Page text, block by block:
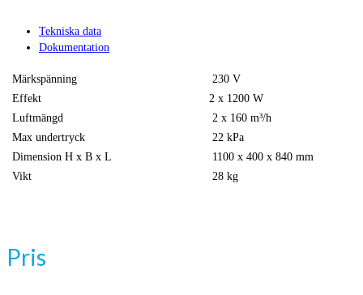
Tekniska data
Dokumentation
Märkspänning
230 V
Effekt
2 x 1200 W
Luftmängd
2 x 160 m³/h
Max undertryck
22 kPa
Dimension H x B x L
1100 x 400 x 840 mm
Vikt
28 kg
Pris